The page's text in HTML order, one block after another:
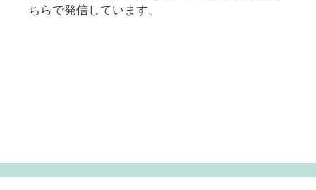
ちらで発信しています。